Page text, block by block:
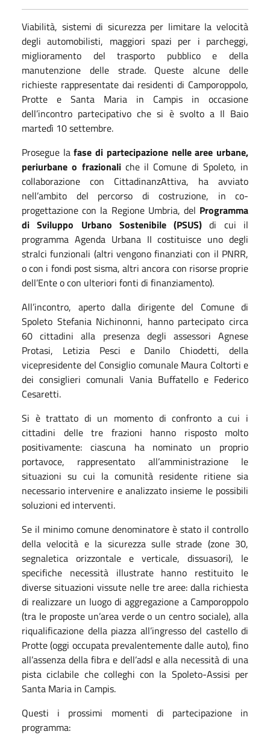
Viabilità, sistemi di sicurezza per limitare la velocità
degli automobilisti, maggiori spazi per i parcheggi,
miglioramento del trasporto pubblico e della
manutenzione delle strade. Queste alcune delle
richieste rappresentate dai residenti di Camporoppolo,
Protte e Santa Maria in Campis in occasione
dell’incontro partecipativo che si è svolto a Il Baio
martedì 10 settembre.
Prosegue lafase di partecipazione nelle aree urbane,
periurbane o frazionali che il Comune di Spoleto, in
collaborazione con CittadinanzAttiva, ha avviato
nell’ambito del percorso di costruzione, in co-
progettazione con la Regione Umbria, del Programma
di Sviluppo Urbano Sostenibile (PSUS) di cui il
programma Agenda Urbana II costituisce uno degli
stralci funzionali (altri vengono finanziati con il PNRR,
o con i fondi post sisma, altri ancora con risorse proprie
dell’Ente o con ulteriori fonti di finanziamento).
All’incontro, aperto dalla dirigente del Comune di
Spoleto Stefania Nichinonni, hanno partecipato circa
60 cittadini alla presenza degli assessori Agnese
Protasi, Letizia Pesci e Danilo Chiodetti, della
vicepresidente del Consiglio comunale Maura Coltorti e
dei consiglieri comunali Vania Buffatello e Federico
Cesaretti.
Si è trattato di un momento di confronto a cui i
cittadini delle tre frazioni hanno risposto molto
positivamente: ciascuna ha nominato un proprio
portavoce, rappresentato all’amministrazione le
situazioni su cui la comunità residente ritiene sia
necessario intervenire e analizzato insieme le possibili
soluzioni ed interventi.
Se il minimo comune denominatore è stato il controllo
della velocità e la sicurezza sulle strade (zone 30,
segnaletica orizzontale e verticale, dissuasori), le
specifiche necessità illustrate hanno restituito le
diverse situazioni vissute nelle tre aree: dalla richiesta
di realizzare un luogo di aggregazione a Camporoppolo
(tra le proposte un’area verde o un centro sociale), alla
riqualificazione della piazza all’ingresso del castello di
Protte (oggi occupata prevalentemente dalle auto), fino
all’assenza della fibra e dell’adsl e alla necessità di una
pista ciclabile che colleghi con la Spoleto-Assisi per
Santa Maria in Campis.
Questi i prossimi momenti di partecipazione in
programma: